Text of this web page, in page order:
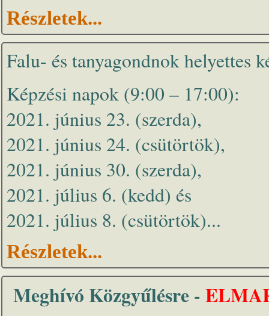
Részletek...
Falu- és tanyagondnok helyettes
Képzési napok (9:00 – 17:00):
2021. június 23. (szerda),
2021. június 24. (csütörtök),
2021. június 30. (szerda),
2021. július 6. (kedd) és
2021. július 8. (csütörtök)...
Részletek...
Meghívó Közgyűlésre -